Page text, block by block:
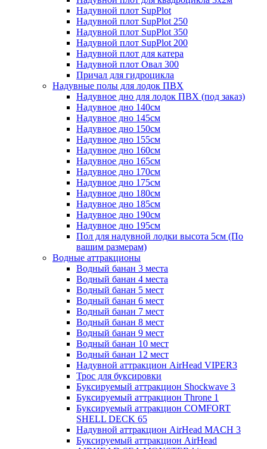
Надувной плот SupPlot
Надувной плот SupPlot 250
Надувной плот SupPlot 350
Надувной плот SupPlot 200
Надувной плот для катера
Надувной плот Овал 300
Причал для гидроцикла
Надувные полы для лодок ПВХ
Надувное дно для лодок ПВХ (под заказ)
Надувное дно 140см
Надувное дно 145см
Надувное дно 150см
Надувное дно 155см
Надувное дно 160см
Надувное дно 165см
Надувное дно 170см
Надувное дно 175см
Надувное дно 180см
Надувное дно 185см
Надувное дно 190см
Надувное дно 195см
Пол для надувной лодки высота 5см (По
вашим размерам)
Водные аттракционы
Водный банан 3 места
Водный банан 4 места
Водный банан 5 мест
Водный банан 6 мест
Водный банан 7 мест
Водный банан 8 мест
Водный банан 9 мест
Водный банан 10 мест
Водный банан 12 мест
Надувной аттракцион AirHead VIPER3
Трос для буксировки
Буксируемый аттракцион Shockwave 3
Буксируемый аттракцион Throne 1
Буксируемый аттракцион COMFORT
SHELL DECK 65
Надувной аттракцион AirHead MACH 3
Буксируемый аттракцион AirHead